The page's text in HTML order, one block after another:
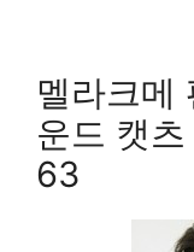
멜라크메
운드 캣
63